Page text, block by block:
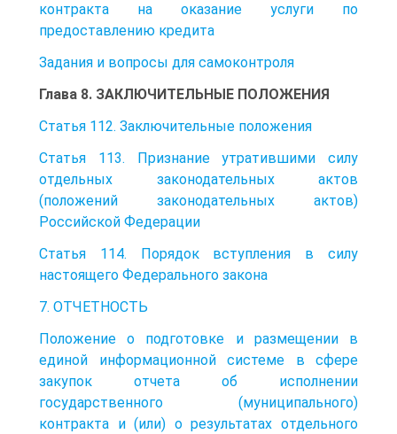
контракта на оказание услуги по
предоставлению кредита
Задания и вопросы для самоконтроля
Глава 8. ЗАКЛЮЧИТЕЛЬНЫЕ ПОЛОЖЕНИЯ
Статья 112. Заключительные положения
Статья 113. Признание утратившими силу
отдельных законодательных актов
(положений законодательных актов)
Российской Федерации
Статья 114. Порядок вступления в силу
настоящего Федерального закона
7. ОТЧЕТНОСТЬ
Положение о подготовке и размещении в
единой информационной системе в сфере
закупок отчета об исполнении
государственного (муниципального)
контракта и (или) о результатах отдельного